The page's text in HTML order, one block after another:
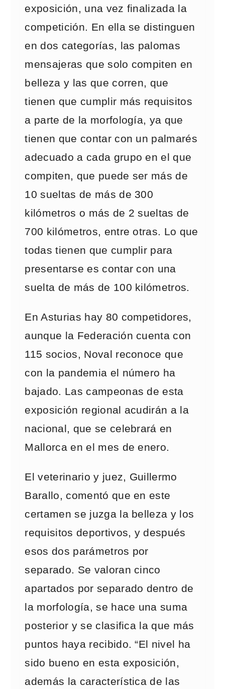
exposición, una vez finalizada la
competición. En ella se distinguen
en dos categorías, las palomas
mensajeras que solo compiten en
belleza y las que corren, que
tienen que cumplir más requisitos
a parte de la morfología, ya que
tienen que contar con un palmarés
adecuado a cada grupo en el que
compiten, que puede ser más de
10 sueltas de más de 300
kilómetros o más de 2 sueltas de
700 kilómetros, entre otras. Lo que
todas tienen que cumplir para
presentarse es contar con una
suelta de más de 100 kilómetros.
En Asturias hay 80 competidores,
aunque la Federación cuenta con
115 socios, Noval reconoce que
con la pandemia el número ha
bajado. Las campeonas de esta
exposición regional acudirán a la
nacional, que se celebrará en
Mallorca en el mes de enero.
El veterinario y juez, Guillermo
Barallo, comentó que en este
certamen se juzga la belleza y los
requisitos deportivos, y después
esos dos parámetros por
separado. Se valoran cinco
apartados por separado dentro de
la morfología, se hace una suma
posterior y se clasifica la que más
puntos haya recibido. “El nivel ha
sido bueno en esta exposición,
además la característica de las